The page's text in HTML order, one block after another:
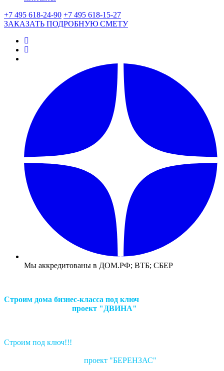
+7 495 618-24-90 +7 495 618-15-27
ЗАКАЗАТЬ ПОДРОБНУЮ CМЕТУ
Мы аккредитованы в ДОМ.РФ; ВТБ; СБЕР
Строим дома бизнес-класса под ключ
проект "ДВИНА"
Строим под ключ!!!
проект "БЕРЕНЗАС"